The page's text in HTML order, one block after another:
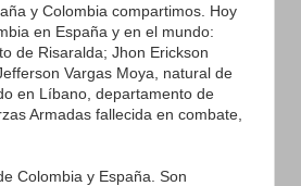
y Colombia compartimos. Hoy
en España y en el mundo:
de Risaralda; Jhon Erickson
Vargas Moya, natural de
en Líbano, departamento de
Armadas fallecida en combate,
Colombia y España. Son